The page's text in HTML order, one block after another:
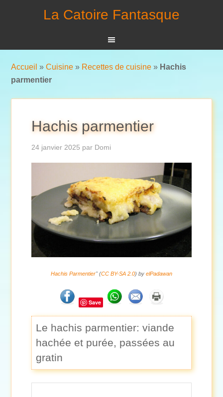
La Catoire Fantasque
Accueil »Cuisine » Recettes de cuisine » Hachis
parmentier
Hachis parmentier
24 janvier 2025 par Domi
Hachis Parmentier" (CC BY-SA 2.0) by elPadawan
Save
Le hachis parmentier: viande
hachée et purée, passées au
gratin